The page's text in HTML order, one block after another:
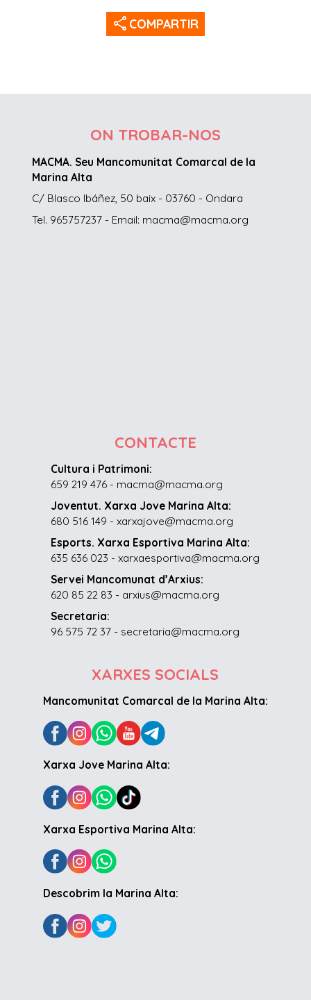
share COMPARTIR
ON TROBAR-NOS
MACMA. Seu Mancomunitat Comarcal de la
Marina Alta
C/ Blasco Ibáñez, 50 baix - 03760 - Ondara
Tel. 965757237 - Email: macma@macma.org
CONTACTE
Cultura i Patrimoni:
659 219 476 - macma@macma.org
Joventut. Xarxa Jove Marina Alta:
680 516 149 - xarxajove@macma.org
Esports. Xarxa Esportiva Marina Alta:
635 636 023 - xarxaesportiva@macma.org
Servei Mancomunat d’Arxius:
620 85 22 83 - arxius@macma.org
Secretaria:
96 575 72 37 - secretaria@macma.org
XARXES SOCIALS
Mancomunitat Comarcal de la Marina Alta:
Xarxa Jove Marina Alta:
Xarxa Esportiva Marina Alta:
Descobrim la Marina Alta: